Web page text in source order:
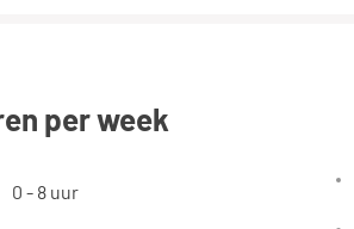
per week
0 - 8 uur